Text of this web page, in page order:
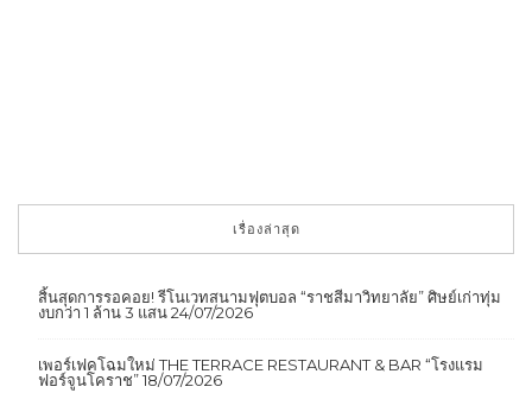
เรื่องล่าสุด
สิ้นสุดการรอคอย! รีโนเวทสนามฟุตบอล “ราชสีมาวิทยาลัย” ศิษย์เก่าทุ่ม
งบกว่า 1 ล้าน 3 แสน 24/07/2026
เพอร์เฟคโฉมใหม่ THE TERRACE RESTAURANT & BAR “โรงแรม
ฟอร์จูนโคราช” 18/07/2026